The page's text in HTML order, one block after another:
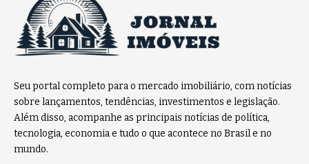
Seu portal completo para o mercado imobiliário, com notícias
sobre lançamentos, tendências, investimentos e legislação.
Além disso, acompanhe as principais notícias de política,
tecnologia, economia e tudo o que acontece no Brasil e no
mundo.